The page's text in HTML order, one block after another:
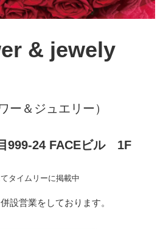
& jewely
＆ジュエリー）
999-24 FACEビル 1F
タイムリーに掲載中
設営業をしております。